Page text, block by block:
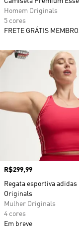
Preço
R$299,99
Regata esportiva adidas
Originals
Mulher Originals
4 cores
Em breve
Homem Originals
5 cores
FRETE GRÁTIS